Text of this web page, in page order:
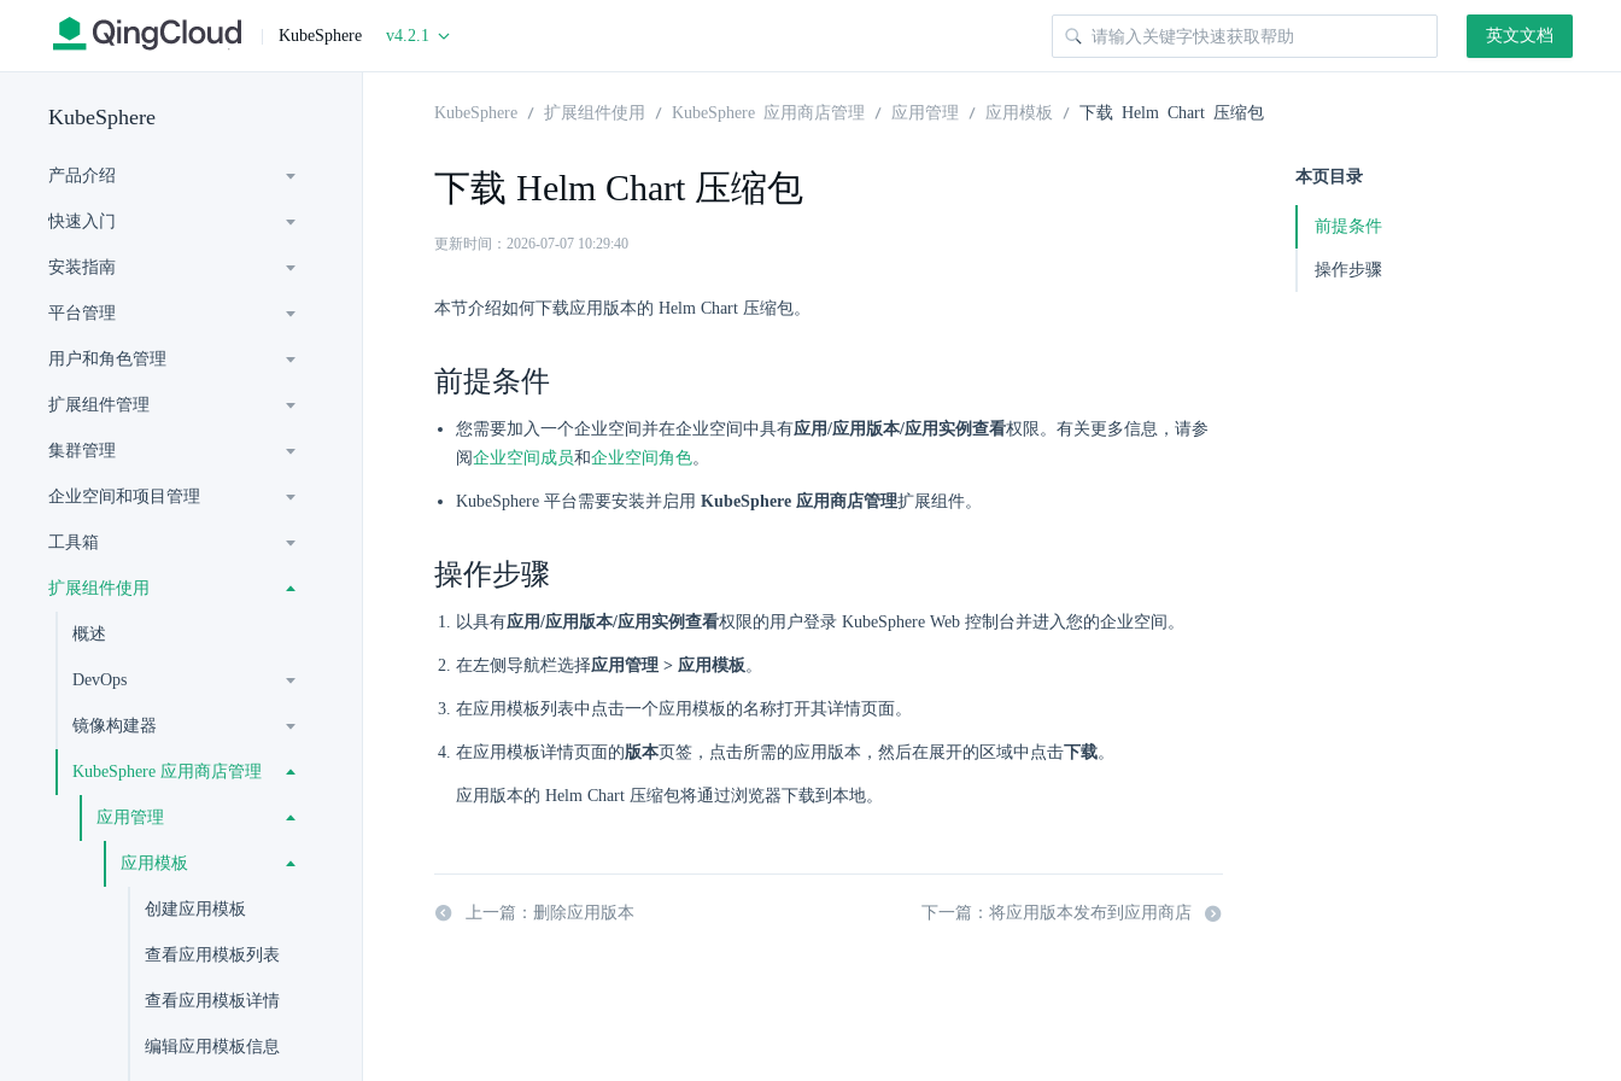
| KubeSphere v4.2.1 英文文档
KubeSphere
产品介绍
快速入门
安装指南
平台管理
用户和角色管理
扩展组件管理
集群管理
企业空间和项目管理
工具箱
扩展组件使用
概述
DevOps
镜像构建器
KubeSphere 应用商店管理
应用管理
应用模板
创建应用模板
查看应用模板列表
查看应用模板详情
编辑应用模板信息
KubeSphere 扩展组件使用 KubeSphere 应用商店管理 应用管理 应用模板 下载 Helm Chart 压缩包
下载 Helm Chart 压缩包
更新时间：2026-07-07 10:29:40
本节介绍如何下载应用版本的 Helm Chart 压缩包。
前提条件
您需要加入一个企业空间并在企业空间中具有应用/应用版本/应用实例查看权限。有关更多信息，请参
阅企业空间成员和企业空间角色。
KubeSphere 平台需要安装并启用 KubeSphere 应用商店管理扩展组件。
操作步骤
以具有应用/应用版本/应用实例查看权限的用户登录 KubeSphere Web 控制台并进入您的企业空间。
在左侧导航栏选择应用管理 > 应用模板。
在应用模板列表中点击一个应用模板的名称打开其详情页面。
在应用模板详情页面的版本页签，点击所需的应用版本，然后在展开的区域中点击下载。
应用版本的 Helm Chart 压缩包将通过浏览器下载到本地。
上一篇：删除应用版本 下一篇：将应用版本发布到应用商店
本页目录
前提条件
操作步骤